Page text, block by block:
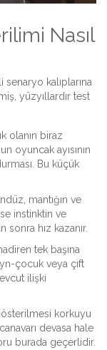
Nasıl
senaryo kalıplarına
yüzyıllardır test
olanın biraz
oyuncak ayısının
Bu küçük
mantığın ve
instinktin ve
sonra hız kazanır.
tek başına
çocuk veya çift
ilişki
korkuyu
devasa hale
burada geçerlidir.